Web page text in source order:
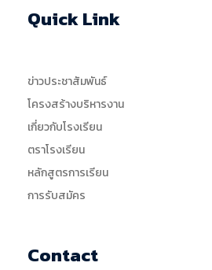
Quick Link
ข่าวประชาสัมพันธ์
โครงสร้างบริหารงาน
เกี่ยวกับโรงเรียน
ตราโรงเรียน
หลักสูตรการเรียน
การรับสมัคร
Contact